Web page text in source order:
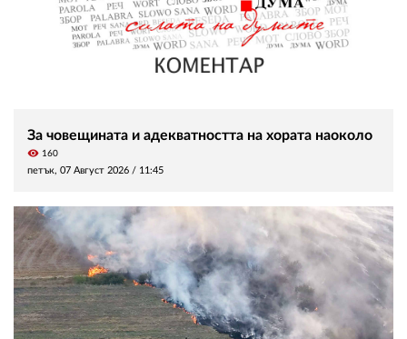
За човещината и адекватността на хората наоколо
visibility 160
петък, 07 Август 2026 / 11:45